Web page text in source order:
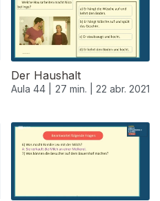
Der Haushalt
Aula 44 | 27 min. | 22 abr. 2021